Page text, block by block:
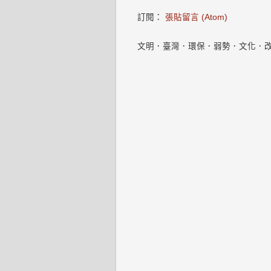
訂閱： 張貼留言 (Atom)
文明．臺灣．環保．弱勢．文化．